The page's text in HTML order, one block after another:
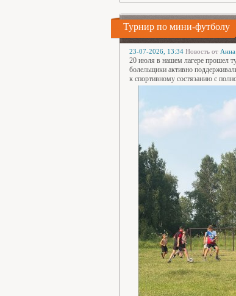
Турнир по мини-футболу
23-07-2026, 13:34 Новость от Анна
20 июля в нашем лагере прошел
болельщики активно
к спортивному состязанию с